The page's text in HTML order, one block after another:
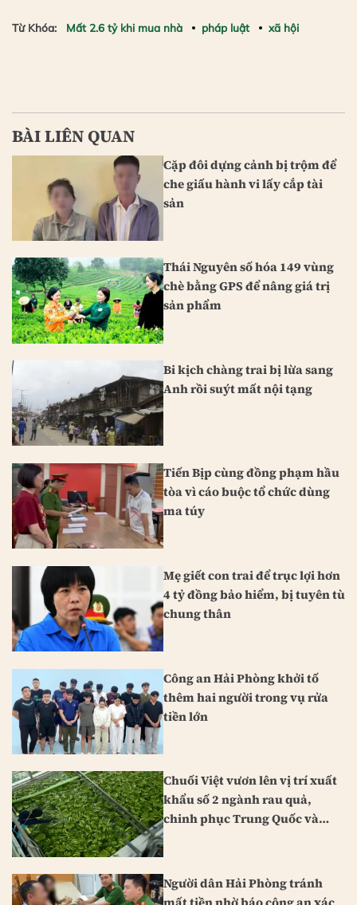
Từ Khóa: Mất 2.6 tỷ khi mua nhà pháp luật xã hội
BÀI LIÊN QUAN
Cặp đôi dựng cảnh bị trộm để
che giấu hành vi lấy cắp tài
sản
Thái Nguyên số hóa 149 vùng
chè bằng GPS để nâng giá trị
sản phẩm
Bi kịch chàng trai bị lừa sang
Anh rồi suýt mất nội tạng
Tiến Bịp cùng đồng phạm hầu
tòa vì cáo buộc tổ chức dùng
ma túy
Mẹ giết con trai để trục lợi hơn
4 tỷ đồng bảo hiểm, bị tuyên tù
chung thân
Công an Hải Phòng khởi tố
thêm hai người trong vụ rửa
tiền lớn
Chuối Việt vươn lên vị trí xuất
khẩu số 2 ngành rau quả,
chinh phục Trung Quốc và
Người dân Hải Phòng tránh